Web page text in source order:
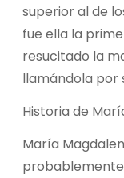
superior al de
fue ella la
resucitado la
llamándola por
Historia de
María
probablemente